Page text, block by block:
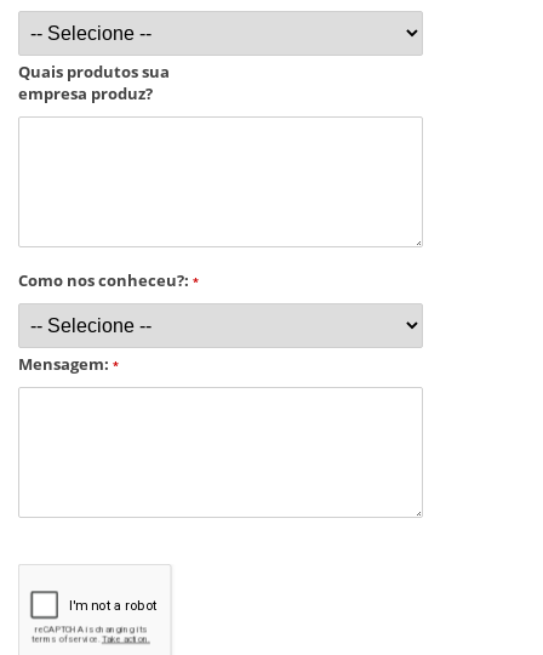
Quais produtos sua
empresa produz?
Como nos conheceu?: *
Mensagem: *